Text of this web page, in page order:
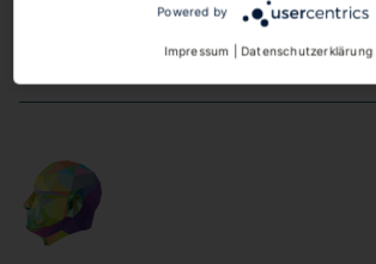
Powered by
Impressum | Datenschutzerklärung